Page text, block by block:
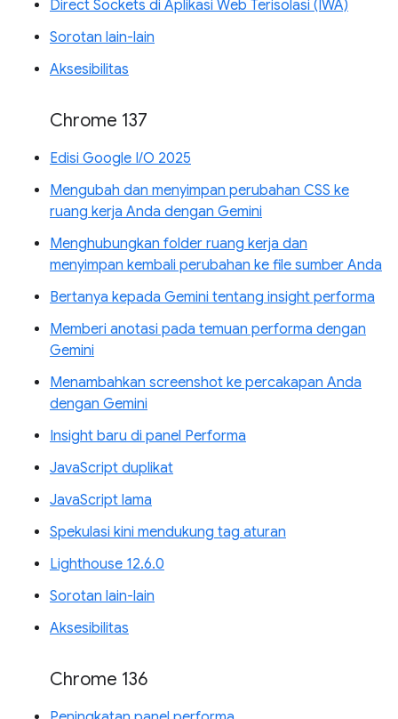
Direct Sockets di Aplikasi Web Terisolasi (IWA)
Sorotan lain-lain
Aksesibilitas
Chrome 137
Edisi Google I/O 2025
Mengubah dan menyimpan perubahan CSS ke
ruang kerja Anda dengan Gemini
Menghubungkan folder ruang kerja dan
menyimpan kembali perubahan ke file sumber Anda
Bertanya kepada Gemini tentang insight performa
Memberi anotasi pada temuan performa dengan
Gemini
Menambahkan screenshot ke percakapan Anda
dengan Gemini
Insight baru di panel Performa
JavaScript duplikat
JavaScript lama
Spekulasi kini mendukung tag aturan
Lighthouse 12.6.0
Sorotan lain-lain
Aksesibilitas
Chrome 136